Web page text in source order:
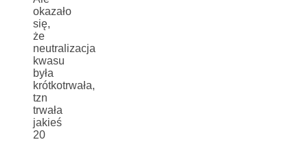
okazało
się,
że
neutralizacja
kwasu
była
krótkotrwała,
tzn
trwała
jakieś
20